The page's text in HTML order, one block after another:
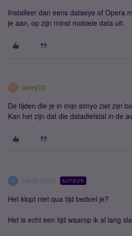
Installeer dan eens dataeye of Opera
je aan, op zijn minst mobiele data uit.
W wimj12
De tijden die je in mijn simyo ziet zijn
Kan het zijn dat die datadiefstal in de
H Heidi Heidi AUTEUR
Het klopt niet qua tijd bedoel je?
Het is echt een tijd waarop ik al lang